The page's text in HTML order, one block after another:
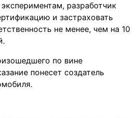
разработчик
и застраховать
не менее, чем на 10
по вине
понесет создатель